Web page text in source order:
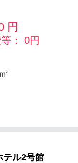
円
： 0円
テル2号館